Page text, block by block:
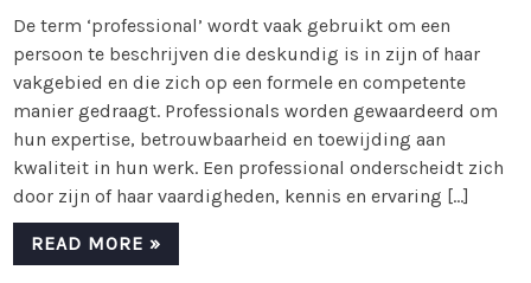
De term ‘professional’ wordt vaak gebruikt om een
persoon te beschrijven die deskundig is in zijn of haar
vakgebied en die zich op een formele en competente
manier gedraagt. Professionals worden gewaardeerd om
hun expertise, betrouwbaarheid en toewijding aan
kwaliteit in hun werk. Een professional onderscheidt zich
door zijn of haar vaardigheden, kennis en ervaring […]
READ MORE »